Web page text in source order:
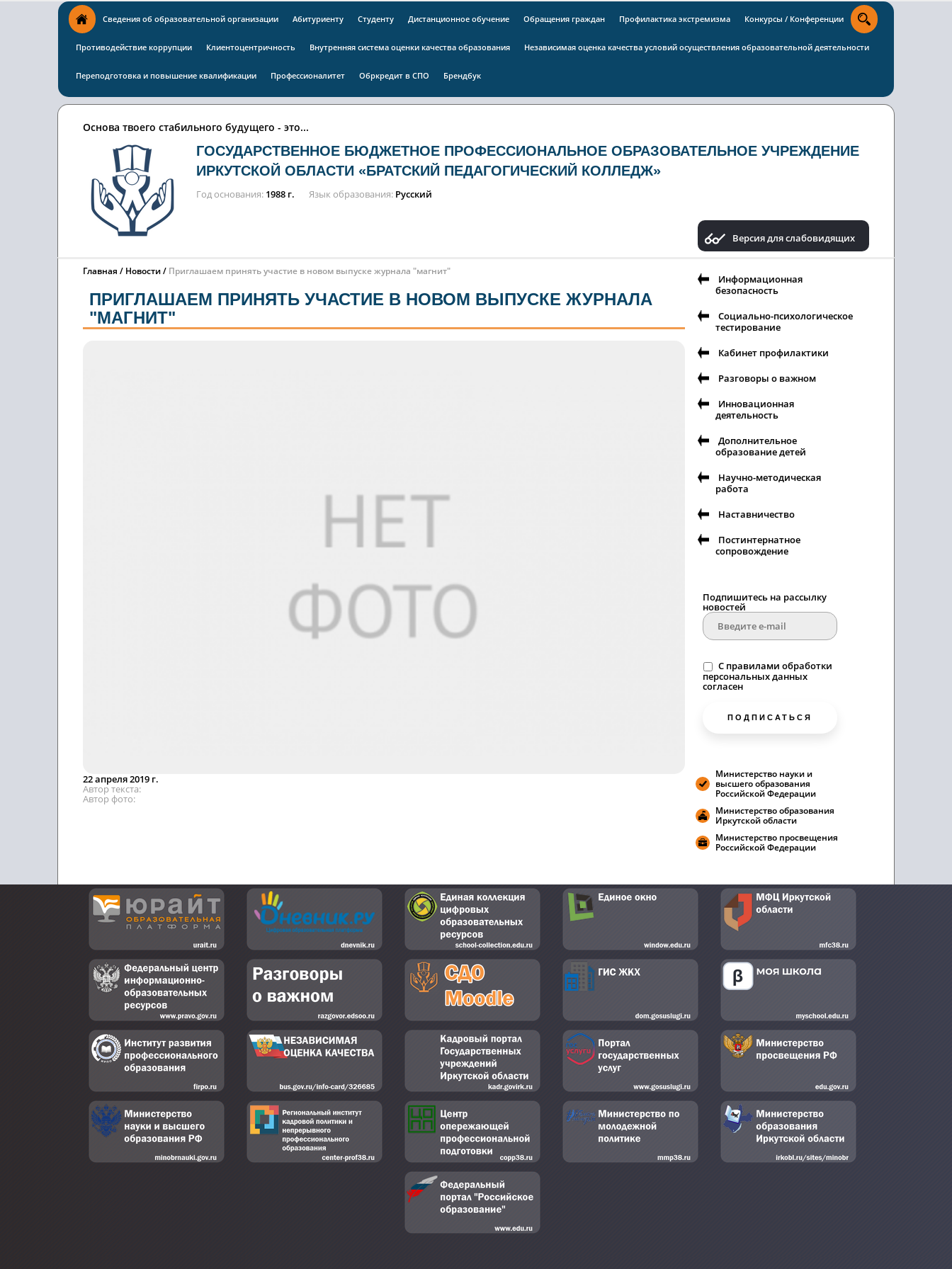
Сведения об образовательной организации Абитуриенту Студенту Дистанционное обучение Обращения граждан Профилактика экстремизма Конкурсы / Конференции
Противодействие коррупции Клиентоцентричность Внутренняя система оценки качества образования Независимая оценка качества условий осуществления образовательной деятельности
Переподготовка и повышение квалификации Профессионалитет Обркредит в СПО Брендбук
Основа твоего стабильного будущего - это...
ГОСУДАРСТВЕННОЕ БЮДЖЕТНОЕ ПРОФЕССИОНАЛЬНОЕ ОБРАЗОВАТЕЛЬНОЕ УЧРЕЖДЕНИЕ
ИРКУТСКОЙ ОБЛАСТИ «БРАТСКИЙ ПЕДАГОГИЧЕСКИЙ КОЛЛЕДЖ»
Год основания 1988 г. Язык образования Русский
Версия для слабовидящих
Главная Новости Приглашаем принять участие в новом выпуске журнала "магнит"
ПРИГЛАШАЕМ ПРИНЯТЬ УЧАСТИЕ В НОВОМ ВЫПУСКЕ ЖУРНАЛА
"МАГНИТ"
22 апреля 2019 г.
Автор текста
Автор фото
Информационная
безопасность
Социально-психологическое
тестирование
Кабинет профилактики
Разговоры о важном
Инновационная
деятельность
Дополнительное
образование детей
Научно-методическая
работа
Наставничество
Постинтернатное
сопровождение
Подпишитесь на рассылку
новостей
C правилами обработки
персональных данных
согласен
ПОДПИСАТЬСЯ
Министерство науки и
высшего образования
Российской Федерации
Министерство образования
Иркутской области
Министерство просвещения
Российской Федерации